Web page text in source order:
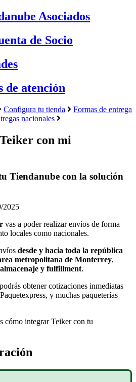
Asociados
de Socio
de atención
Configura tu tienda
Formas de entrega
nacionales
con mi
Tiendanube con la solución
2025
vas a poder realizar envíos de forma
locales como nacionales.
desde y hacia toda la república
metropolitana de Monterrey,
y fulfillment.
obtener cotizaciones inmediatas
y muchas paqueterías
cómo integrar Teiker con tu